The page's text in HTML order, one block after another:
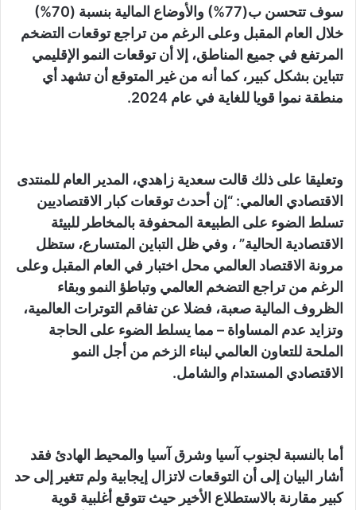
سوف تتحسن ب(77%) والأوضاع المالية بنسبة (70%)
خلال العام المقبل وعلى الرغم من تراجع توقعات التضخم
المرتفع في جميع المناطق، إلا أن توقعات النمو الإقليمي
تتباين بشكل كبير، كما أنه من غير المتوقع أن تشهد أي
منطقة نموا قويا للغاية في عام 2024.
وتعليقا على ذلك قالت سعدية زاهدي، المدير العام للمنتدى
الاقتصادي العالمي: “إن أحدث توقعات كبار الاقتصاديين
تسلط الضوء على الطبيعة المحفوفة بالمخاطر للبيئة
الاقتصادية الحالية” ، وفي ظل التباين المتسارع، ستظل
مرونة الاقتصاد العالمي محل اختبار في العام المقبل وعلى
الرغم من تراجع التضخم العالمي وتباطؤ النمو وبقاء
الظروف المالية صعبة، فضلا عن تفاقم التوترات العالمية،
وتزايد عدم المساواة – مما يسلط الضوء على الحاجة
الملحة للتعاون العالمي لبناء الزخم من أجل النمو
الاقتصادي المستدام والشامل.
أما بالنسبة لجنوب آسيا وشرق آسيا والمحيط الهادئ فقد
أشار البيان إلى أن التوقعات لاتزال إيجابية ولم تتغير إلى حد
كبير مقارنة بالاستطلاع الأخير حيث تتوقع أغلبية قوية